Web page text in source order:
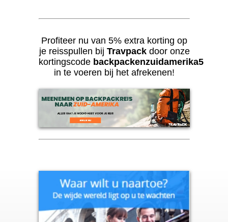
Profiteer nu van 5% extra korting op
je reisspullen bij Travpackdoor onze
kortingscode backpackenzuidamerika5
in te voeren bij het afrekenen!